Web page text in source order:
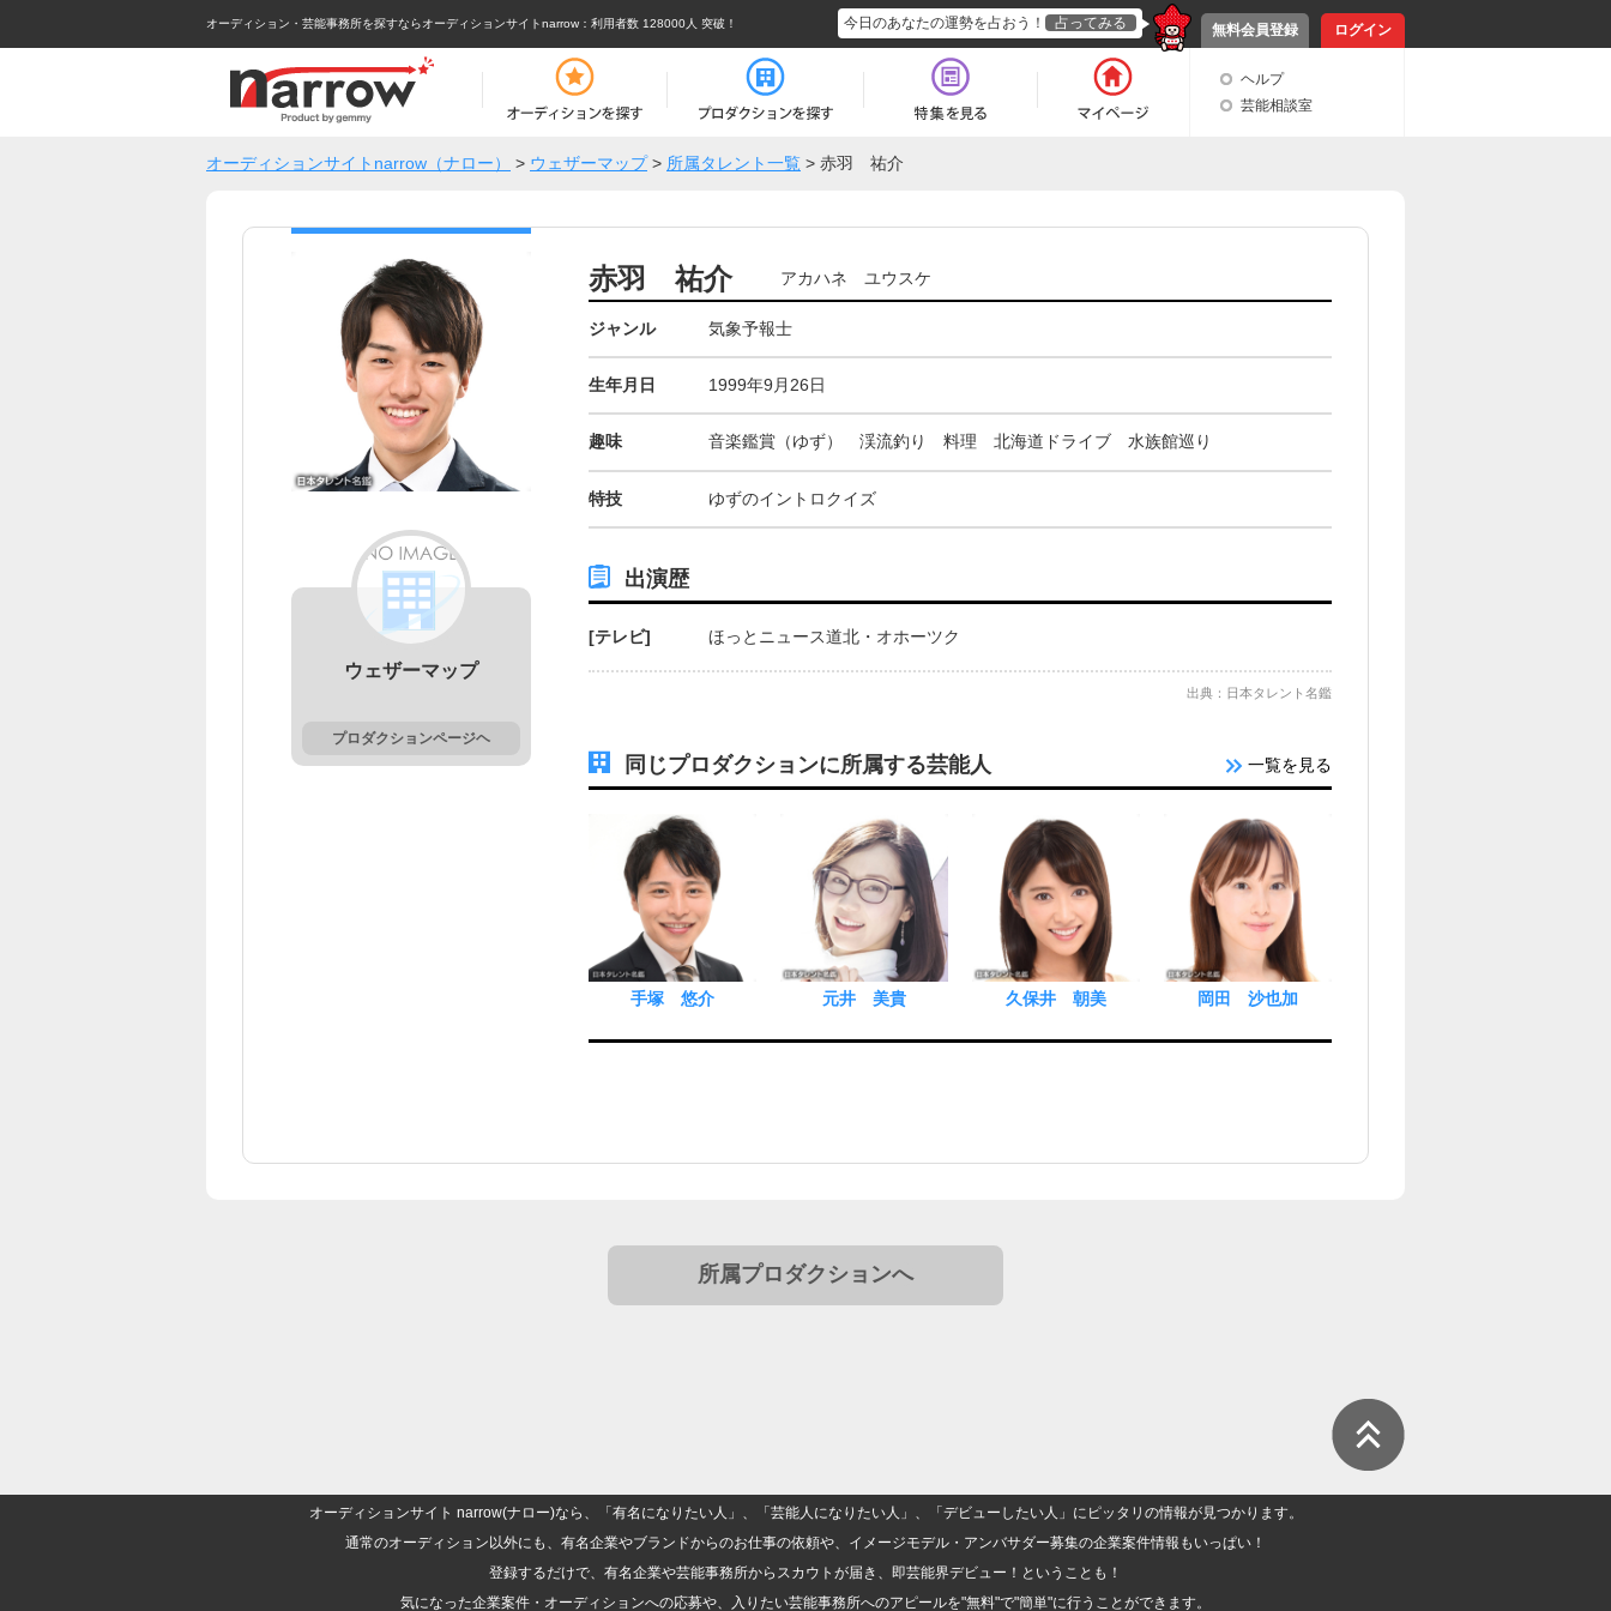
オーディション・芸能事務所を探すならオーディションサイトnarrow ：利用者数 128000人 突破！ 無料会員登録 ログイン
今日のあなたの運勢を占おう！ 占ってみる
ヘルプ
芸能相談室
オーディションサイトnarrow（ナロー） > ウェザーマップ> 所属タレント一覧 > 赤羽 祐介
ウェザーマップ
プロダクションページヘ
赤羽 祐介 アカハネ ユウスケ
ジャンル 気象予報士
生年月日 1999年9月26日
趣味 音楽鑑賞（ゆず） 渓流釣り 料理 北海道ドライブ 水族館巡り
特技 ゆずのイントロクイズ
出演歴
[テレビ] ほっとニュース道北・オホーツク
出典：日本タレント名鑑
同じプロダクションに所属する芸能人 一覧を見る
手塚 悠介 元井 美貴 久保井 朝美 岡田 沙也加
所属プロダクションへ
オーディションサイト narrow(ナロー)なら、「有名になりたい人」、「芸能人になりたい人」、「デビューしたい人」にピッタリの情報が見つかります。
通常のオーディション以外にも、有名企業やブランドからのお仕事の依頼や、イメージモデル・アンバサダー募集の企業案件情報もいっぱい！
登録するだけで、有名企業や芸能事務所からスカウトが届き、即芸能界デビュー！ということも！
気になった企業案件・オーディションへの応募や、入りたい芸能事務所へのアピールを"無料"で"簡単"に行うことができます。